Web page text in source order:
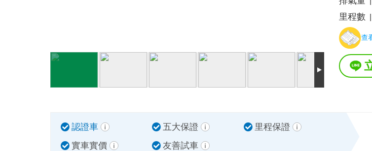
里程數
查
認證車 五大保證
里程保證
實車實價
友善試車